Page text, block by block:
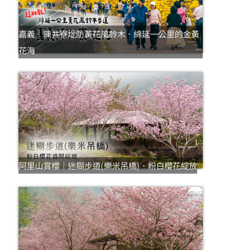
嘉義｜陳井寮堤防黃花風鈴木．綿延一公里的金黃
花海
阿里山賞櫻｜迷糊步道(樂米吊橋)．粉白櫻花綻放